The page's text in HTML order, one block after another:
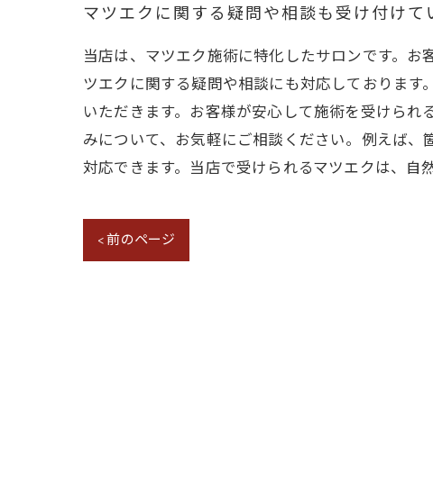
マツエクに関する疑問や相談も受け付けて
当店は、マツエク施術に特化したサロンです。
ツエクに関する疑問や相談にも対応しておりま
いただきます。お客様が安心して施術を受けら
みについて、お気軽にご相談ください。例えば
対応できます。当店で受けられるマツエクは、自
< 前のページ